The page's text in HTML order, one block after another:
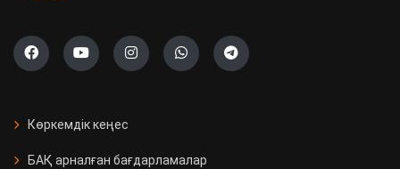
Көркемдік кеңес
БАҚ арналған бағдарламалар